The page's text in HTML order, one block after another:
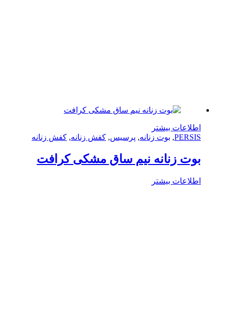
بیشتر
بوت زنانه ,پرسیس, کفش زنانه,کفش زنانه
زنانه نیم ساق مشکی کرافت
بیشتر